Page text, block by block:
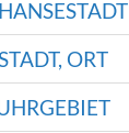
ORT